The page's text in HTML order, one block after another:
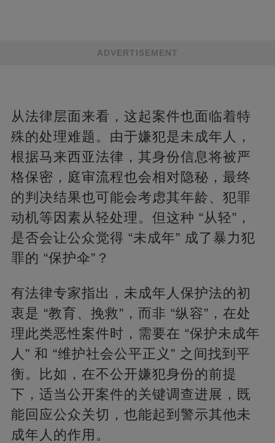
ADVERTISEMENT
从法律层面来看，这起案件也面临着特
殊的处理难题。由于嫌犯是未成年人，
根据马来西亚法律，其身份信息将被严
格保密，庭审流程也会相对隐秘，最终
的判决结果也可能会考虑其年龄、犯罪
动机等因素从轻处理。但这种 “从轻”，
是否会让公众觉得 “未成年” 成了暴力犯
罪的 “保护伞”？
有法律专家指出，未成年人保护法的初
衷是 “教育、挽救”，而非 “纵容”，在处
理此类恶性案件时，需要在 “保护未成年
人” 和 “维护社会公平正义” 之间找到平
衡。比如，在不公开嫌犯身份的前提
下，适当公开案件的关键调查进展，既
能回应公众关切，也能起到警示其他未
成年人的作用。